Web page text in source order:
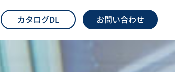
カタログDL お問い合わせ